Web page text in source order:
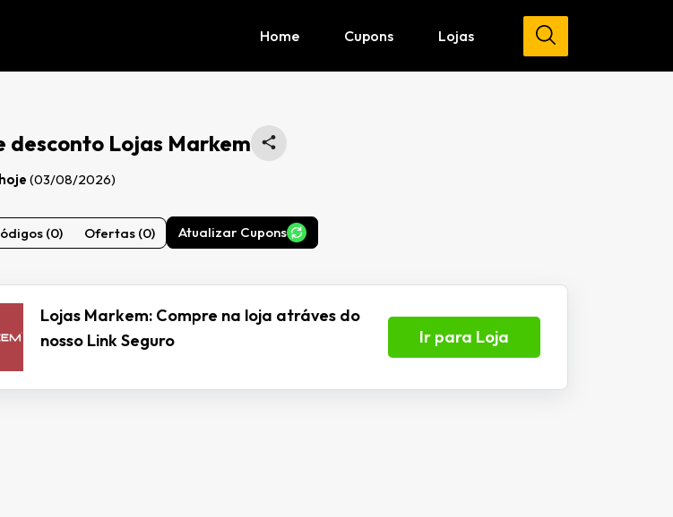
Home Cupons Lojas
desconto Lojas Markem
hoje (03/08/2026)
(0) Ofertas (0) Atualizar Cupons
Lojas Markem: Compre na loja atráves do
nosso Link Seguro
Ir para Loja